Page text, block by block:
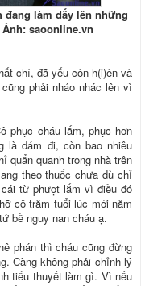
đang làm dấy lên những
saoonline.vn
chí, đã yếu còn h(i)èn và
phải nháo nhác lên vì
phục cháu lắm, phục hơn
là dám đi, còn bao nhiêu
quẩn quanh trong nhà trên
theo thuốc chưa dù chỉ
từ phượt lắm vì điều đó
cô trăm tuổi lúc mới năm
bề nguy nan cháu ạ.
phán thì cháu cũng đừng
Càng không phải chỉnh lý
tiểu thuyết làm gì. Vì nếu